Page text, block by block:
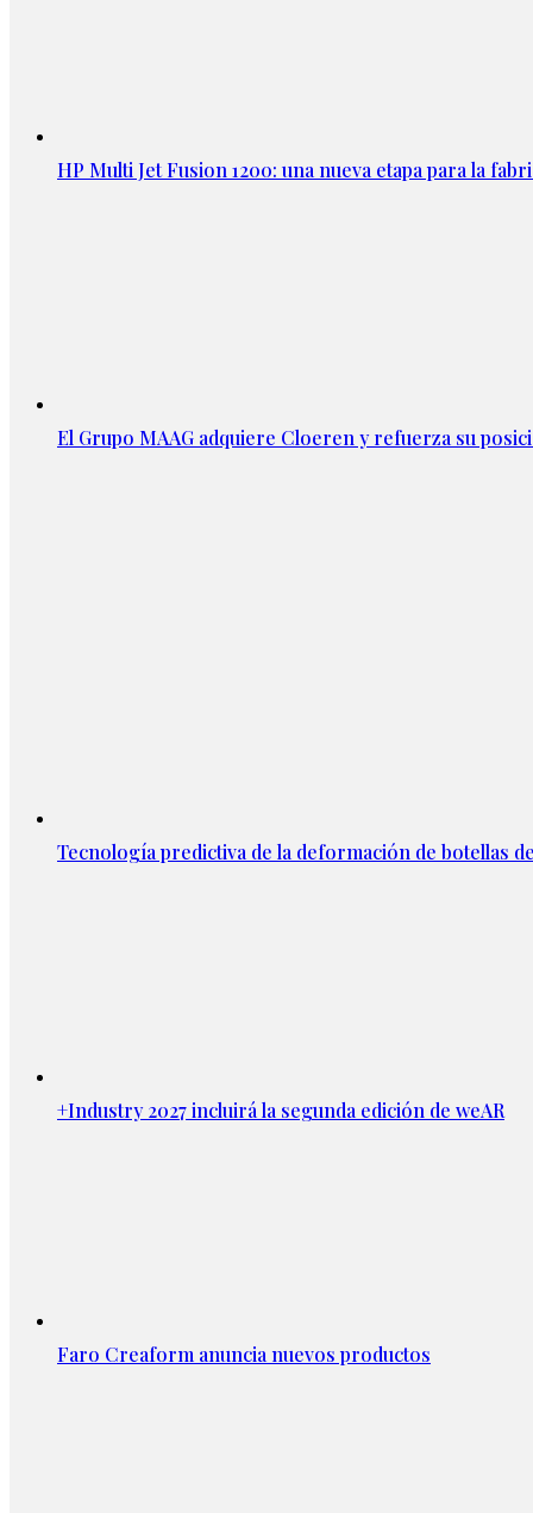
HP Multi Jet Fusion 1200: una nueva etapa para la
El Grupo MAAG adquiere Cloeren y refuerza su
Tecnología predictiva de la deformación de botellas
+Industry 2027 incluirá la segunda edición de weAR
Faro Creaform anuncia nuevos productos